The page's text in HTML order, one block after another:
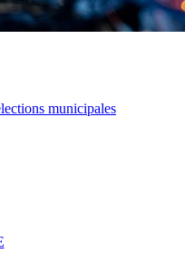
municipales